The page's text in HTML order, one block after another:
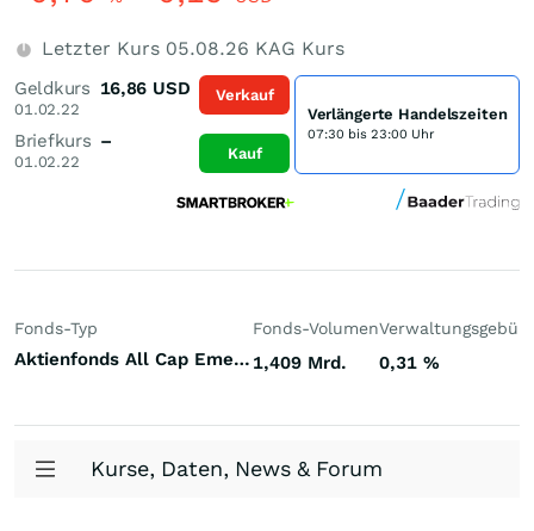
Letzter Kurs 05.08.26 KAG Kurs
Geldkurs
01.02.22
16,86 USD
Briefkurs
01.02.22
–
Verkauf
Kauf
Verlängerte Handelszeiten
07:30 bis 23:00 Uhr
Fonds-Typ
Aktienfonds All Cap Emerging Markets
Fonds-Volumen
1,409 Mrd. 0,31 %
Kurse, Daten, News & Forum